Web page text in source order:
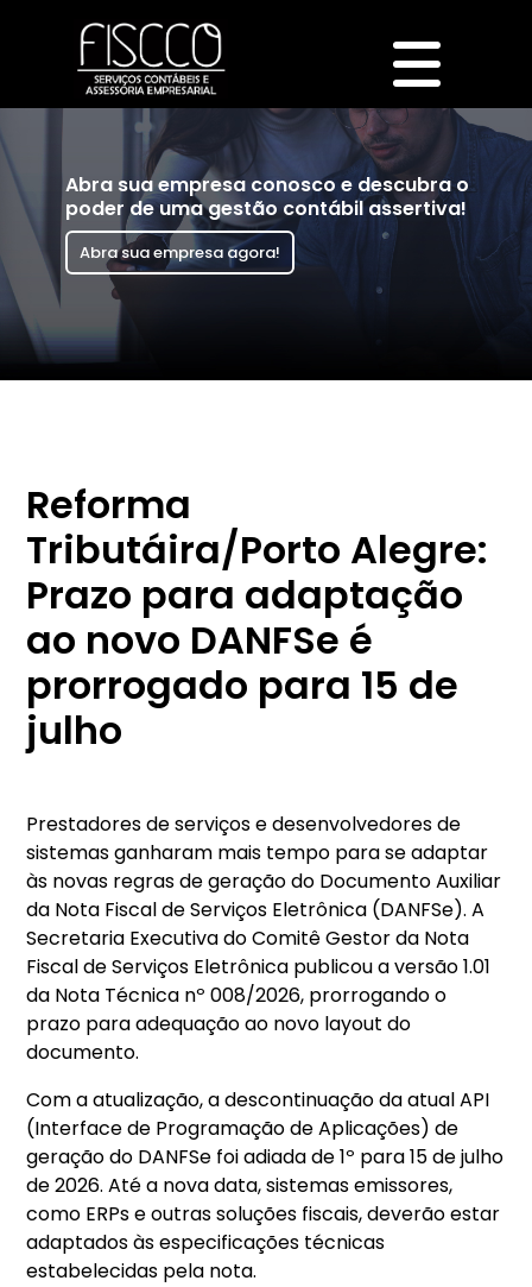
Abra sua empresa conosco e descubra o
poder de uma gestão contábil assertiva!
Abra sua empresa agora!
Reforma
Tributáira/Porto Alegre:
Prazo para adaptação
ao novo DANFSe é
prorrogado para 15 de
julho
Prestadores de serviços e desenvolvedores de
sistemas ganharam mais tempo para se adaptar
às novas regras de geração do Documento Auxiliar
da Nota Fiscal de Serviços Eletrônica (DANFSe). A
Secretaria Executiva do Comitê Gestor da Nota
Fiscal de Serviços Eletrônica publicou a versão 1.01
da Nota Técnica nº 008/2026, prorrogando o
prazo para adequação ao novo layout do
documento.
Com a atualização, a descontinuação da atual API
(Interface de Programação de Aplicações) de
geração do DANFSe foi adiada de 1º para 15 de julho
de 2026. Até a nova data, sistemas emissores,
como ERPs e outras soluções fiscais, deverão estar
adaptados às especificações técnicas
estabelecidas pela nota.